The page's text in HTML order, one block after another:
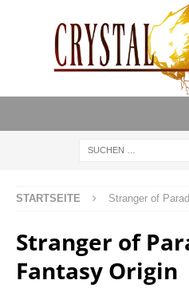
STARTSEITE Stranger of
Stranger of
Fantasy Origin